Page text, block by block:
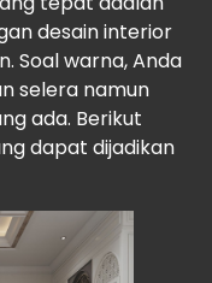
desain interior
Soal warna, Anda
selera namun
ada. Berikut
dapat dijadikan